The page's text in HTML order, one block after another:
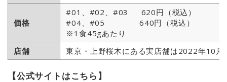
価格
#01、#02、#03 620円（税込）
#04、#05 640円（税込）
※1食45gあたり
店舗
東京・上野桜木にある実店舗は2022年10月
【公式サイトはこちら】